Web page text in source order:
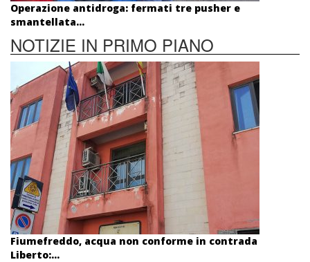
Operazione antidroga: fermati tre pusher e
smantellata...
NOTIZIE IN PRIMO PIANO
Fiumefreddo, acqua non conforme in contrada
Liberto:...